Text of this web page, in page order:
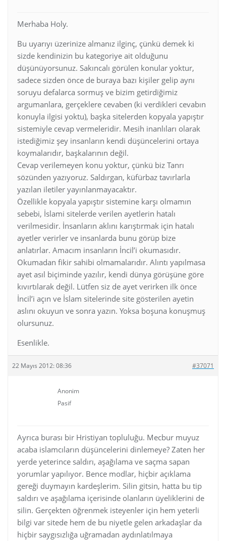
Merhaba Holy.
Bu uyarıyı üzerinize almanız ilginç, çünkü demek ki
sizde kendinizin bu kategoriye ait olduğunu
düşünüyorsunuz. Sakıncalı görülen konular yoktur,
sadece sizden önce de buraya bazı kişiler gelip aynı
soruyu defalarca sormuş ve bizim getirdiğimiz
argumanlara, gerçeklere cevaben (ki verdikleri cevabın
konuyla ilgisi yoktu), başka sitelerden kopyala yapıştır
sistemiyle cevap vermeleridir. Mesih inanlıları olarak
istediğimiz şey insanların kendi düşüncelerini ortaya
koymalarıdır, başkalarının değil.
Cevap verilemeyen konu yoktur, çünkü biz Tanrı
sözünden yazıyoruz. Saldırgan, küfürbaz tavırlarla
yazılan iletiler yayınlanmayacaktır.
Özellikle kopyala yapıştır sistemine karşı olmamın
sebebi, İslami sitelerde verilen ayetlerin hatalı
verilmesidir. İnsanların aklını karıştırmak için hatalı
ayetler verirler ve insanlarda bunu görüp bize
anlatırlar. Amacım insanların İncil’i okumasıdır.
Okumadan fikir sahibi olmamalarıdır. Alıntı yapılmasa
ayet asıl biçiminde yazılır, kendi dünya görüşüne göre
kıvırtılarak değil. Lütfen siz de ayet verirken ilk önce
İncil’i açın ve İslam sitelerinde site gösterilen ayetin
aslını okuyun ve sonra yazın. Yoksa boşuna konuşmuş
olursunuz.
Esenlikle.
22 Mayıs 2012: 08:36 #37071
Anonim
Pasif
Ayrıca burası bir Hristiyan topluluğu. Mecbur muyuz
acaba islamcıların düşüncelerini dinlemeye? Zaten her
yerde yeterince saldırı, aşağılama ve saçma sapan
yorumlar yapılıyor. Bence modlar, hiçbir açıklama
gereği duymayın kardeşlerim. Silin gitsin, hatta bu tip
saldırı ve aşağılama içerisinde olanların üyeliklerini de
silin. Gerçekten öğrenmek isteyenler için hem yeterli
bilgi var sitede hem de bu niyetle gelen arkadaşlar da
hiçbir saygısızlığa uğramadan aydınlatılmaya